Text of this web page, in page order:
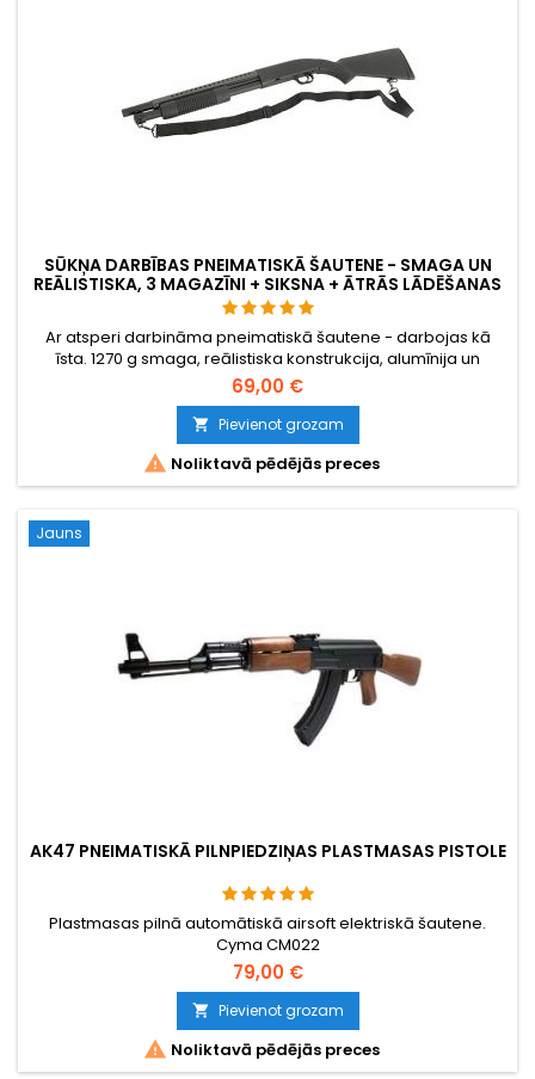
SŪKŅA DARBĪBAS PNEIMATISKĀ ŠAUTENE - SMAGA UN
REĀLISTISKA, 3 MAGAZĪNI + SIKSNA + ĀTRĀS LĀDĒŠANAS
KOMPLEKTS
Ar atsperi darbināma pneimatiskā šautene - darbojas kā
īsta. 1270 g smaga, reālistiska konstrukcija, alumīnija un
pastiprināta neilona korpuss, metāla detaļas. Nosūtīta
komplektā kā pilnīgs starta komplekts: 3 magazīni, ātrais
ātrās lādētājs, siksna un starta lodes. 915 mm. Līdz ~ 400 FPS
atkarībā no BB svara.
69,00 €
 Pievienot grozam
 Noliktavā pēdējās preces
Jauns
AK47 PNEIMATISKĀ PILNPIEDZIŅAS PLASTMASAS PISTOLE
Plastmasas pilnā automātiskā airsoft elektriskā šautene.
Cyma CM022
79,00 €
 Pievienot grozam
 Noliktavā pēdējās preces